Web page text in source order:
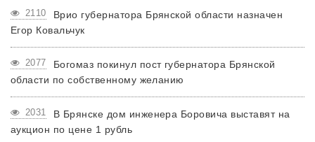
2110
Врио губернатора Брянской области назначен
Егор Ковальчук
2077
Богомаз покинул пост губернатора Брянской
области по собственному желанию
2031
В Брянске дом инженера Боровича выставят на
аукцион по цене 1 рубль